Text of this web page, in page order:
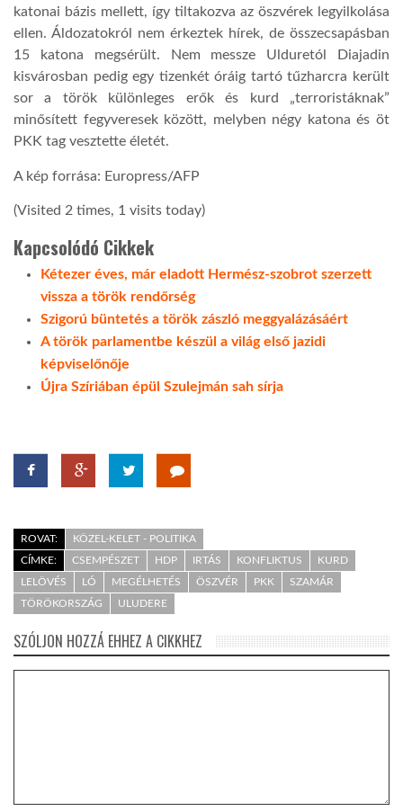
katonai bázis mellett, így tiltakozva az öszvérek legyilkolása
ellen. Áldozatokról nem érkeztek hírek, de összecsapásban
15 katona megsérült. Nem messze Ulduretól Diajadin
kisvárosban pedig egy tizenkét óráig tartó tűzharcra került
sor a török különleges erők és kurd „terroristáknak”
minősített fegyveresek között, melyben négy katona és öt
PKK tag vesztette életét.
A kép forrása: Europress/AFP
(Visited 2 times, 1 visits today)
Kapcsolódó Cikkek
Kétezer éves, már eladott Hermész-szobrot szerzett
vissza a török rendőrség
Szigorú büntetés a török zászló meggyalázásáért
A török parlamentbe készül a világ első jazidi
képviselőnője
Újra Szíriában épül Szulejmán sah sírja
ROVAT:
KÖZEL-KELET - POLITIKA
CÍMKE:
CSEMPÉSZET HDP IRTÁS KONFLIKTUS
KURD
LELÖVÉS
LÓ MEGÉLHETÉS ÖSZVÉR PKK
SZAMÁR
TÖRÖKORSZÁG
ULUDERE
SZÓLJON HOZZÁ EHHEZ A CIKKHEZ